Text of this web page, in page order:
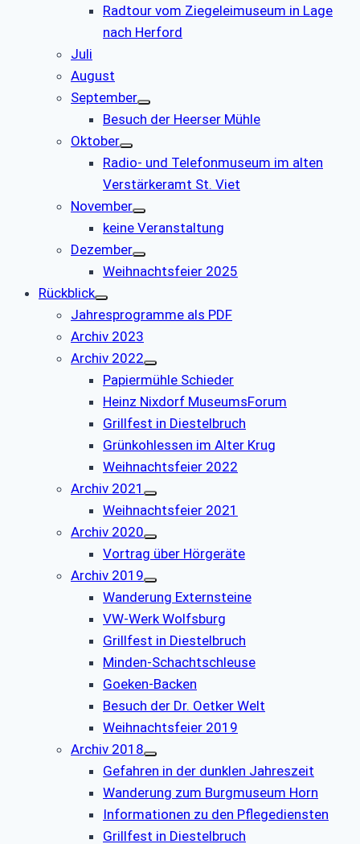
Radtour vom Ziegeleimuseum in Lage
nach Herford
Juli
August
September
Besuch der Heerser Mühle
Oktober
Radio- und Telefonmuseum im alten
Verstärkeramt St. Viet
November
keine Veranstaltung
Dezember
Weihnachtsfeier 2025
Rückblick
Jahresprogramme als PDF
Archiv 2023
Archiv 2022
Papiermühle Schieder
Heinz Nixdorf MuseumsForum
Grillfest in Diestelbruch
Grünkohlessen im Alter Krug
Weihnachtsfeier 2022
Archiv 2021
Weihnachtsfeier 2021
Archiv 2020
Vortrag über Hörgeräte
Archiv 2019
Wanderung Externsteine
VW-Werk Wolfsburg
Grillfest in Diestelbruch
Minden-Schachtschleuse
Goeken-Backen
Besuch der Dr. Oetker Welt
Weihnachtsfeier 2019
Archiv 2018
Gefahren in der dunklen Jahreszeit
Wanderung zum Burgmuseum Horn
Informationen zu den Pflegediensten
Grillfest in Diestelbruch